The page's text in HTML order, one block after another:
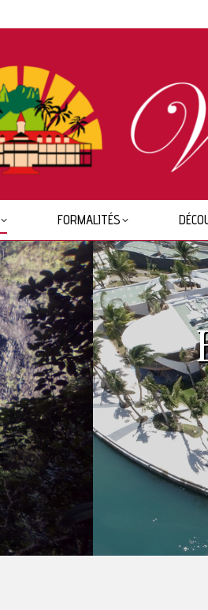
FORMALITÉS